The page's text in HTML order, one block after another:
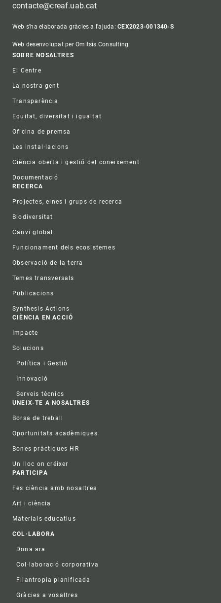
contacte@creaf.uab.cat
Web s'ha elaborada gràcies a l'ajuda:CEX2023-001340-S
Web desenvolupat per Omitsis Consulting
Footer
SOBRE NOSALTRES
El Centre
La nostra gent
Transparència
Equitat, diversitat i igualtat
Oficina de premsa
Les instal·lacions
Ciència oberta i gestió del coneixement
Documentació
RECERCA
Projectes, eines i grups de recerca
Biodiversitat
Canvi global
Funcionament dels ecosistemes
Observació de la terra
Temes transversals
Publicacions
Synthesis Actions
CIÈNCIA EN ACCIÓ
Impacte
Solucions
Política i Gestió
Innovació
Serveis tècnics
UNEIX-TE A NOSALTRES
Borsa de treball
Oportunitats acadèmiques
Bones pràctiques HR
Un lloc on créixer
PARTICIPA
Fes ciència amb nosaltres
Art i ciència
Materials educatius
COL·LABORA
Dona ara
Col·laboració corporativa
Filantropia planificada
Gràcies a vosaltres